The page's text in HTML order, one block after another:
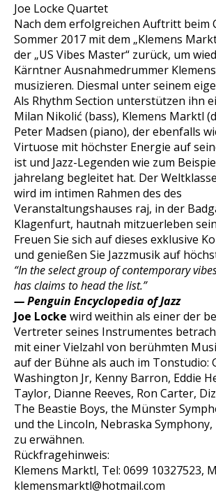
Joe Locke Quartet
Nach dem erfolgreichen Auftritt beim
Sommer 2017 mit dem „Klemens
der „US Vibes Master“ zurück, um
Kärntner Ausnahmedrummer
musizieren. Diesmal unter seinem
Als Rhythm Section unterstützen ihn
Milan Nikolić (bass), Klemens Marktl
Peter Madsen (piano), der ebenfalls
Virtuose mit höchster Energie auf
ist und Jazz-Legenden wie zum
jahrelang begleitet hat. Der
wird im intimen Rahmen des des
Veranstaltungshauses raj, in der
Klagenfurt, hautnah mitzuerleben
Freuen Sie sich auf dieses exklusive
und genießen Sie Jazzmusik auf
“In the select group of contemporary
has claims tohead the list.”
— Penguin Encyclopedia of Jazz
Joe Locke wird weithin als einer der
Vertreter seines Instrumentes
mit einer Vielzahl von berühmten
auf der Bühne als auch im Tonstudio:
Washington Jr, Kenny Barron, Eddie
Taylor, Dianne Reeves, Ron Carter,
The Beastie Boys, the Münster
und the Lincoln, Nebraska
zu erwähnen.
Rückfragehinweis:
Klemens Marktl, Tel: 0699 10327523,
klemensmarktl@hotmail.com